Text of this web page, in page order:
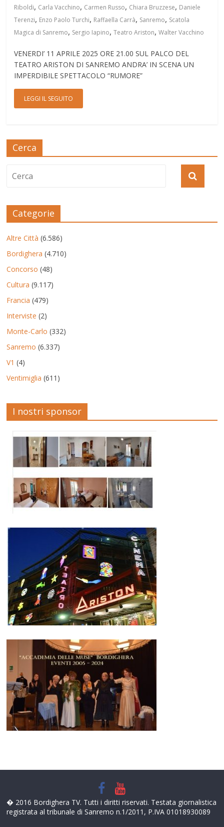
Riboldi, Carla Vacchino, Carmen Russo, Chiara Bruzzese, Daniele
Terenzi, Enzo Paolo Turchi, Raffaella Carrà, Sanremo, Scatola
Magica di Sanremo, Sergio Iapino,Teatro Ariston,Walter Vacchino
VENERDI’ 11 APRILE 2025 ORE 21.00 SUL PALCO DEL
TEATRO ARISTON DI SANREMO ANDRA’ IN SCENA UN
IMPERDIBILE SPETTACOLO “RUMORE”
LEGGI IL SEGUITO
Cerca
Categorie
Altre Città (6.586)
Bordighera (4.710)
Concorso (48)
Cultura (9.117)
Francia (479)
Interviste (2)
Monte-Carlo (332)
Sanremo (6.337)
V1 (4)
Ventimiglia (611)
I nostri sponsor
� 2016 Bordighera TV. Tutti i diritti riservati. Testata giornalistica
registrata al tribunale di Sanremo n.1/2011, P.IVA 01018930089